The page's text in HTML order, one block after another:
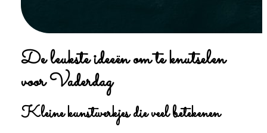
De leukste ideeën om te knutselen
voor Vaderdag
Kleine kunstwerkjes die veel betekenen